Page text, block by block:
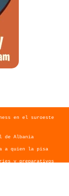
en el suroeste
de Albania
a quien la pisa
y preparativos